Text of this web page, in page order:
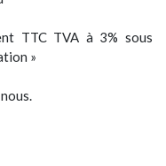
TTC TVA à 3% sous
»